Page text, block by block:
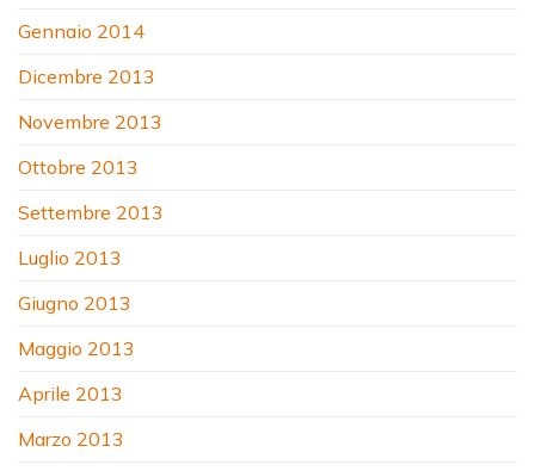
Gennaio 2014
Dicembre 2013
Novembre 2013
Ottobre 2013
Settembre 2013
Luglio 2013
Giugno 2013
Maggio 2013
Aprile 2013
Marzo 2013